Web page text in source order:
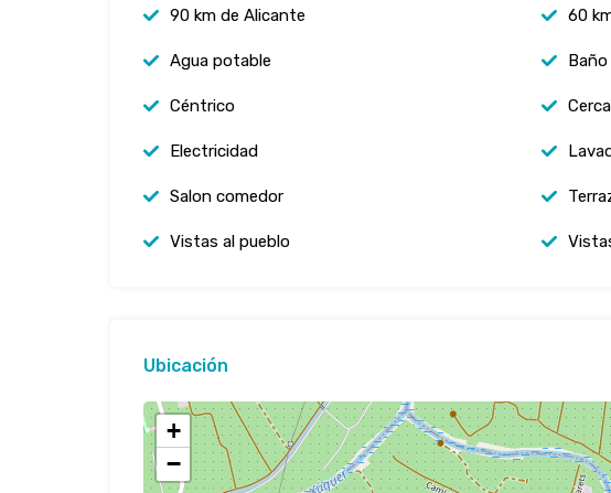
90 km de Alicante 60
Agua potable Baño
Céntrico
Electricidad
Salon comedor
Vistas al pueblo
Ubicación
+
−